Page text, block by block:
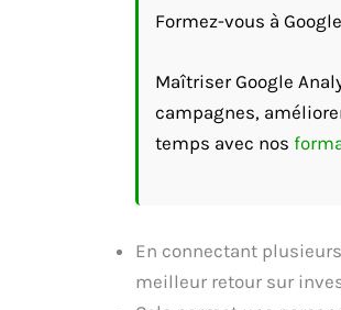
Formez-vous à
Maîtriser Google
campagnes,
temps avec nos
En connectant
meilleur retour sur